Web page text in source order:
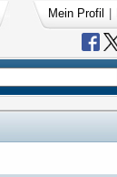
Mein Profil